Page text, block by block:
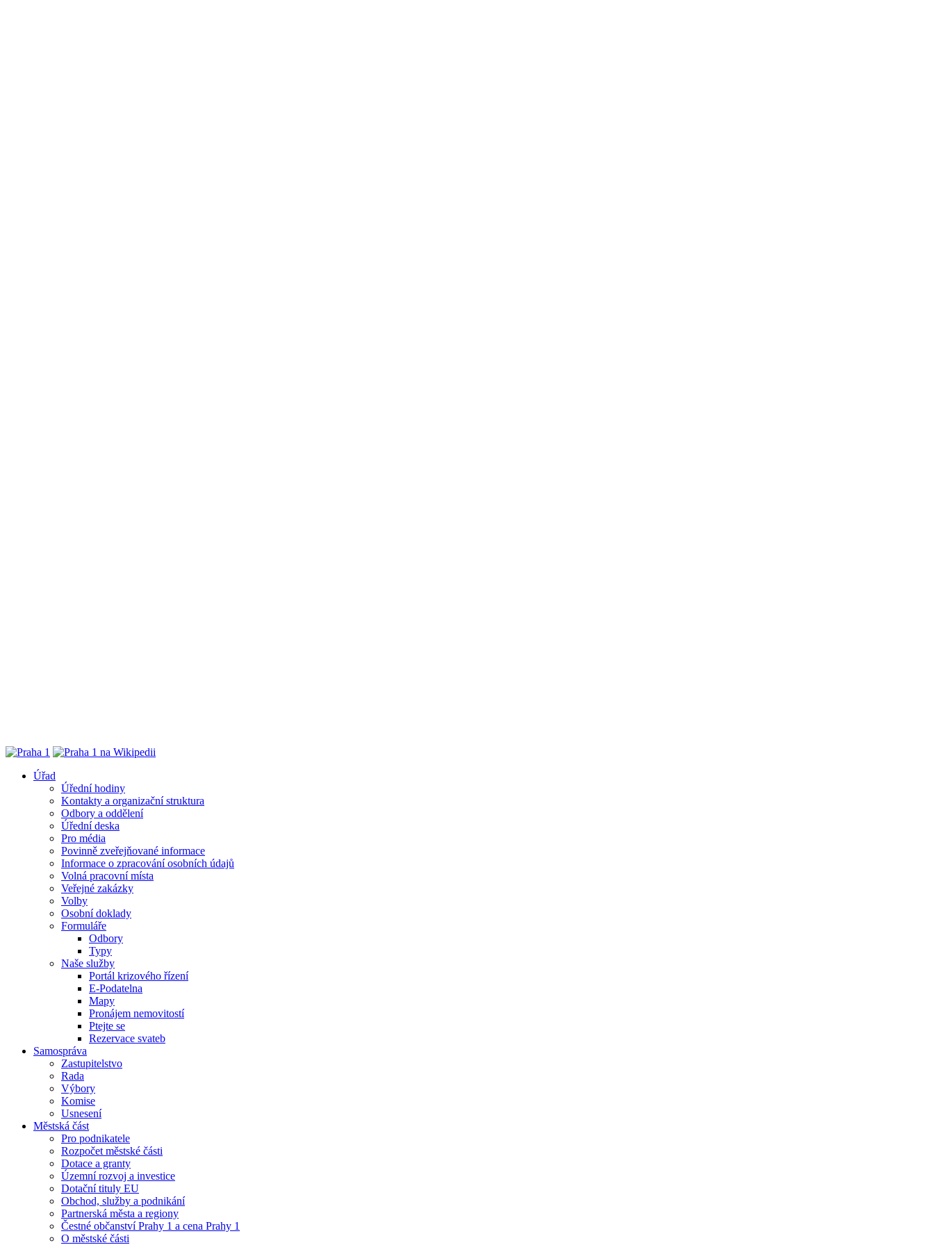
Úřad
Úřední hodiny
Kontakty a organizační struktura
Odbory a oddělení
Úřední deska
Pro média
Povinně zveřejňované informace
Informace o zpracování osobních údajů
Volná pracovní místa
Veřejné zakázky
Volby
Osobní doklady
Formuláře
Odbory
Typy
Naše služby
Portál krizového řízení
E-Podatelna
Mapy
Pronájem nemovitostí
Ptejte se
Rezervace svateb
Samospráva
Zastupitelstvo
Rada
Výbory
Komise
Usnesení
Městská část
Pro podnikatele
Rozpočet městské části
Dotace a granty
Územní rozvoj a investice
Dotační tituly EU
Obchod, služby a podnikání
Partnerská města a regiony
Čestné občanství Prahy 1 a cena Prahy 1
O městské části